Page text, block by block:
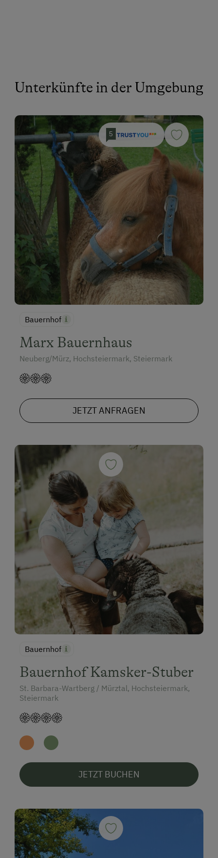
Unterkünfte in der Umgebung
5
Bauernhof
Marx Bauernhaus
Neuberg/Mürz, Hochsteiermark, Steiermark
JETZT ANFRAGEN
Bauernhof
Bauernhof Kamsker-Stuber
St. Barbara-Wartberg / Mürztal, Hochsteiermark,
Steiermark
JETZT BUCHEN